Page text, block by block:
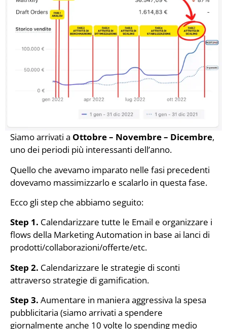
Siamo arrivati a Ottobre – Novembre – Dicembre,
uno dei periodi più interessanti dell’anno.
Quello che avevamo imparato nelle fasi precedenti
dovevamo massimizzarlo e scalarlo in questa fase.
Ecco gli step che abbiamo seguito:
Step 1. Calendarizzare tutte le Email e organizzare i
flows della Marketing Automation in base ai lanci di
prodotti/collaborazioni/offerte/etc.
Step 2. Calendarizzare le strategie di sconti
attraverso strategie di gamification.
Step 3. Aumentare in maniera aggressiva la spesa
pubblicitaria (siamo arrivati a spendere
giornalmente anche 10 volte lo spending medio